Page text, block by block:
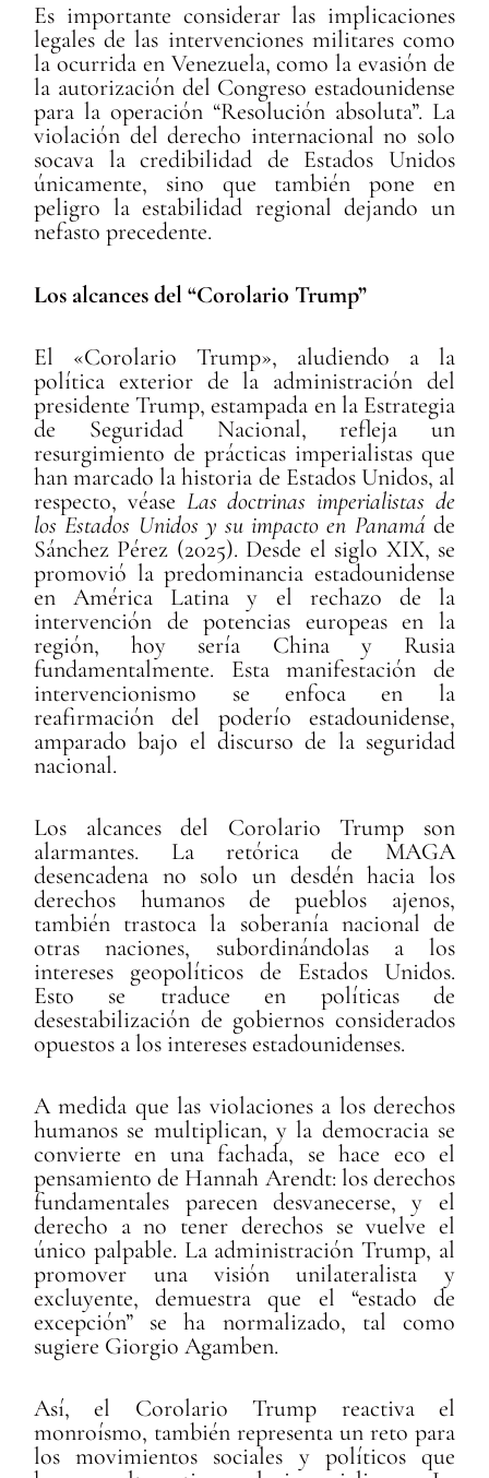
Es importante considerar las implicaciones
legales de las intervenciones militares como
la ocurrida en Venezuela, como la evasión de
la autorización del Congreso estadounidense
para la operación “Resolución absoluta”. La
violación del derecho internacional no solo
socava la credibilidad de Estados Unidos
únicamente, sino que también pone en
peligro la estabilidad regional dejando un
nefasto precedente.
Los alcances del “Corolario Trump”
El «Corolario Trump», aludiendo a la
política exterior de la administración del
presidente Trump, estampada en la Estrategia
de Seguridad Nacional, refleja un
resurgimiento de prácticas imperialistas que
han marcado la historia de Estados Unidos, al
respecto, véase Las doctrinas imperialistas de
los Estados Unidos y su impacto en Panamáde
Sánchez Pérez (2025). Desde el siglo XIX, se
promovió la predominancia estadounidense
en América Latina y el rechazo de la
intervención de potencias europeas en la
región, hoy sería China y Rusia
fundamentalmente. Esta manifestación de
intervencionismo se enfoca en la
reafirmación del poderío estadounidense,
amparado bajo el discurso de la seguridad
nacional.
Los alcances del Corolario Trump son
alarmantes. La retórica de MAGA
desencadena no solo un desdén hacia los
derechos humanos de pueblos ajenos,
también trastoca la soberanía nacional de
otras naciones, subordinándolas a los
intereses geopolíticos de Estados Unidos.
Esto se traduce en políticas de
desestabilización de gobiernos considerados
opuestos a los intereses estadounidenses.
A medida que las violaciones a los derechos
humanos se multiplican, y la democracia se
convierte en una fachada, se hace eco el
pensamiento de Hannah Arendt: los derechos
fundamentales parecen desvanecerse, y el
derecho a no tener derechos se vuelve el
único palpable. La administración Trump, al
promover una visión unilateralista y
excluyente, demuestra que el “estado de
excepción” se ha normalizado, tal como
sugiere Giorgio Agamben.
Así, el Corolario Trump reactiva el
monroísmo, también representa un reto para
los movimientos sociales y políticos que